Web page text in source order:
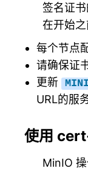
签名证书
在开始之
每个节点
请确保证
更新
URL的服务
使用
MinIO